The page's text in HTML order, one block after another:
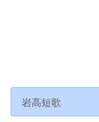
岩高短歌